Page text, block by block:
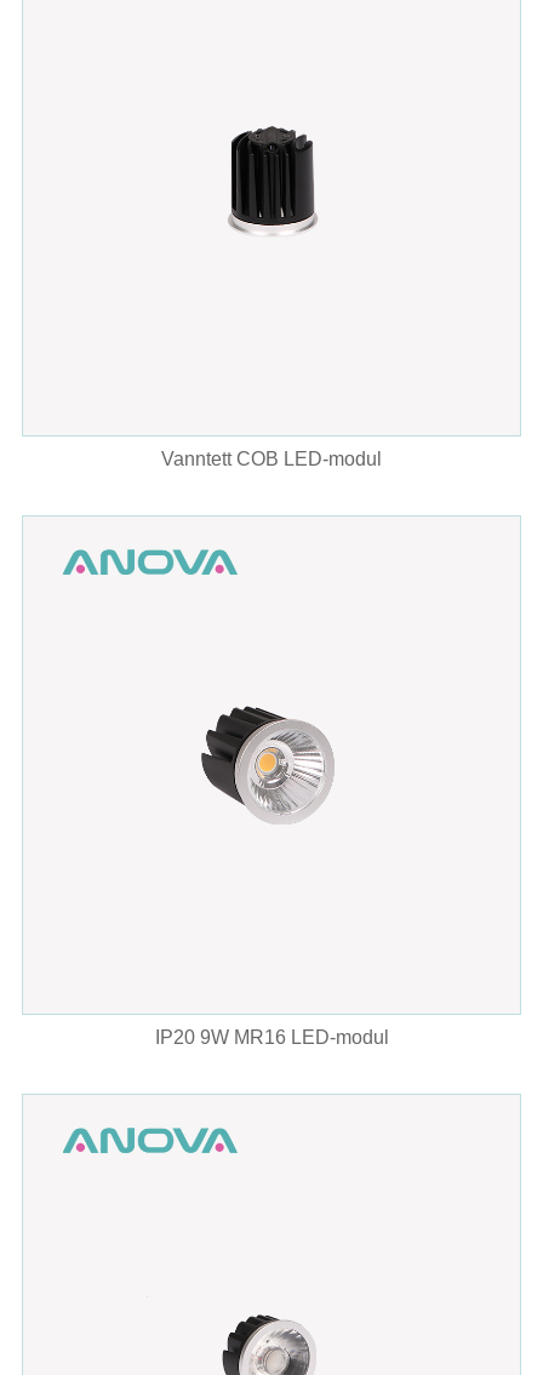
Vanntett COB LED-modul
IP20 9W MR16 LED-modul